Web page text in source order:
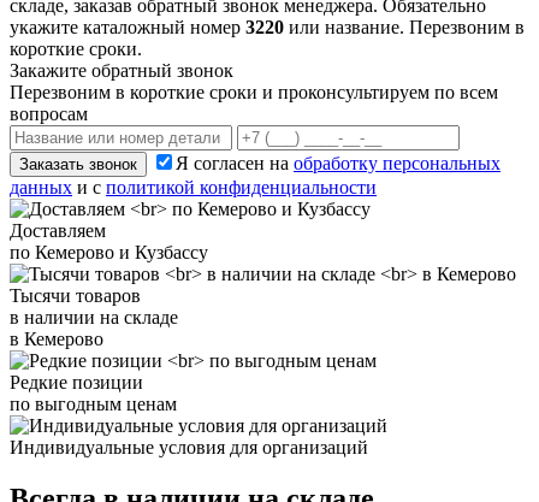
складе, заказав обратный звонок менеджера. Обязательно
укажите каталожный номер 3220 или название. Перезвоним в
короткие сроки.
Закажите обратный звонок
Перезвоним в короткие сроки и проконсультируем по всем
вопросам
Заказать звонок Я согласен на обработку персональных
данных и с политикой конфиденциальности
Доставляем
по Кемерово и Кузбассу
Тысячи товаров
в наличии на складе
в Кемерово
Редкие позиции
по выгодным ценам
Индивидуальные условия для организаций